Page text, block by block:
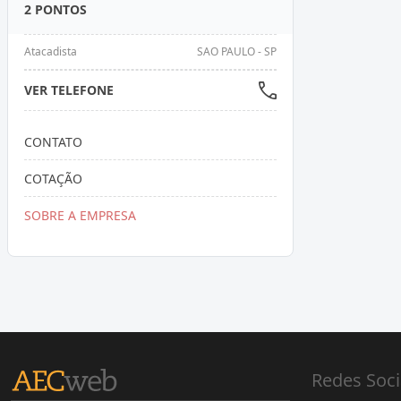
2 PONTOS
Atacadista SAO PAULO - SP
VER TELEFONE
CONTATO
COTAÇÃO
SOBRE A EMPRESA
Redes